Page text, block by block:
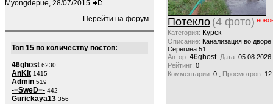
Myongdepue, 28/07/2015
Перейти на форум
Топ 15 по количеству постов:
46ghost 6230
AnKit 1415
Admin 519
-=SweD=- 442
Gurickaya13 356
Потекло (4 фото)
Категория: Курск
Описание: Канализация во
Серёгина 51.
Автор: 46ghost Дата: 05.08.2026
Рейтинг: 0
Комментарии: 0 , Просмотров: 12